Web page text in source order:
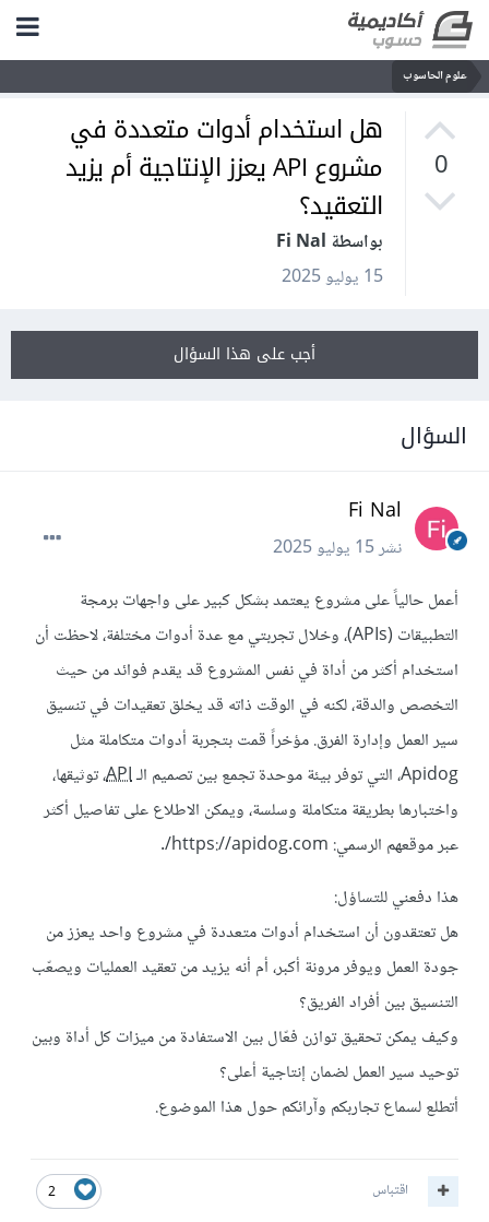
علوم الحاسوب
0
هل استخدام أدوات متعددة في
مشروع API يعزز الإنتاجية أم يزيد
التعقيد؟
بواسطة Fi Nal
15 يوليو 2025
أجب على هذا السؤال
السؤال
Fi Nal
نشر15 يوليو 2025
أعمل حالياً على مشروع يعتمد بشكل كبير على واجهات برمجة
التطبيقات (APIs)، وخلال تجربتي مع عدة أدوات مختلفة، لاحظت أن
استخدام أكثر من أداة في نفس المشروع قد يقدم فوائد من حيث
التخصص والدقة، لكنه في الوقت ذاته قد يخلق تعقيدات في تنسيق
سير العمل وإدارة الفرق. مؤخراً قمت بتجربة أدوات متكاملة مثل
Apidog، التي توفر بيئة موحدة تجمع بين تصميم الـ
API، توثيقها،
واختبارها بطريقة متكاملة وسلسة، ويمكن الاطلاع على تفاصيل أكثر
عبر موقعهم الرسمي: https://apidog.com/.
هذا دفعني للتساؤل:
هل تعتقدون أن استخدام أدوات متعددة في مشروع واحد يعزز من
جودة العمل ويوفر مرونة أكبر، أم أنه يزيد من تعقيد العمليات ويصعّب
التنسيق بين أفراد الفريق؟
وكيف يمكن تحقيق توازن فعّال بين الاستفادة من ميزات كل أداة وبين
توحيد سير العمل لضمان إنتاجية أعلى؟
أتطلع لسماع تجاربكم وآرائكم حول هذا الموضوع.
2 اقتباس